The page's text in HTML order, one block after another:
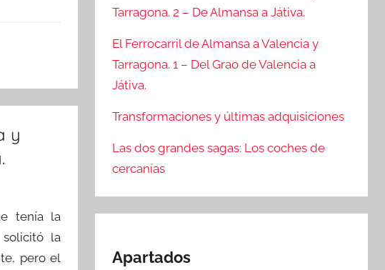
y
tenía la
la
pero el
Tarragona. 2 – De Almansa a Játiva.
El Ferrocarril de Almansa a Valencia y
Tarragona. 1 – Del Grao de Valencia a
Játiva.
Transformaciones y últimas adquisiciones
Las dos grandes sagas: Los coches de
cercanías
Apartados